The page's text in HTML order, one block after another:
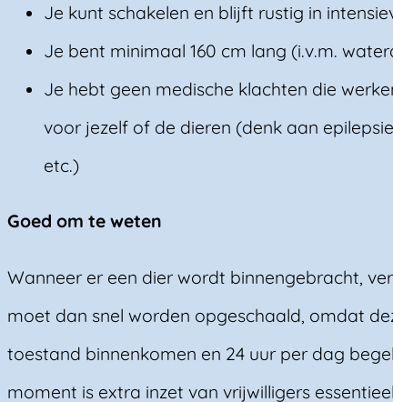
Je kunt schakelen en blijft rustig in
Je bent minimaal 160 cm lang (i.v.m.
Je hebt geen medische klachten die
voor jezelf of de dieren (denk aan
etc.)
Goed om te weten
Wanneer er een dier wordt binnengebracht,
moet dan snel worden opgeschaald, omdat
toestand binnenkomen en 24 uur per dag
moment is extra inzet van vrijwilligers